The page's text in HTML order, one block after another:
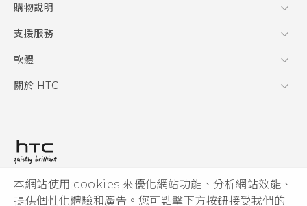
本網站使用 cookies 來優化網站功能、分析網站效能、
提供個性化體驗和廣告。您可點擊下方按鈕接受我們的
配件
HTC Research
購物說明
購物須知
訂單管理
付款方式
支援服務
到府收送維修服務
服務中心資訊
客戶服務佈告欄
軟體
應用程式
HTC Sync Manager
關於 HTC
投資人
隱私權政策
© 2011-2026 HTC Corporation